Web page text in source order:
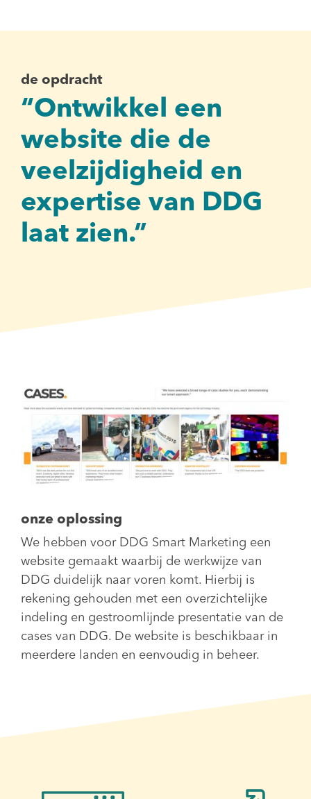
de opdracht
“Ontwikkel een
website die de
veelzijdigheid en
expertise van DDG
laat zien.”
onze oplossing
We hebben voor DDG Smart Marketing een
website gemaakt waarbij de werkwijze van
DDG duidelijk naar voren komt. Hierbij is
rekening gehouden met een overzichtelijke
indeling en gestroomlijnde presentatie van de
cases van DDG. De website is beschikbaar in
meerdere landen en eenvoudig in beheer.